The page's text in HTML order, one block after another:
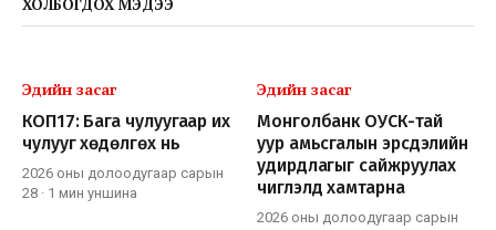
ХОЛБОГДОХ МЭДЭЭ
Эдийн засаг
КОП17: Бага чулуугаар их
чулууг хөдөлгөх нь
2026 оны долоодугаар сарын
28 · 1 мин уншина
Эдийн засаг
Монголбанк ОУСК-тай
уур амьсгалын эрсдэлийн
удирдлагыг сайжруулах
чиглэлд хамтарна
2026 оны долоодугаар сарын